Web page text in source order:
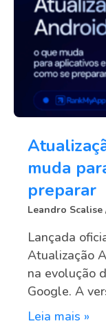
muda
preparar
Leandro Scalise
Lançada
Atualização
na evolução
Google. A
Leia mais »